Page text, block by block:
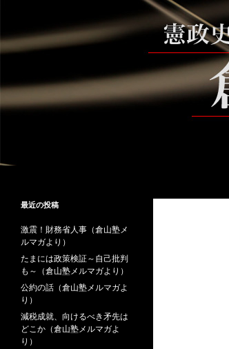
テ
ン
へ
ス
倉山満の砦～誰も教えない時事と教
最近の投稿
激震！財務省人事（倉山塾メ
ルマガより）
たまには政策検証～自己批判
も～（倉山塾メルマガより）
公約の話（倉山塾メルマガよ
り）
減税成就、向けるべき矛先は
どこか（倉山塾メルマガよ
り）